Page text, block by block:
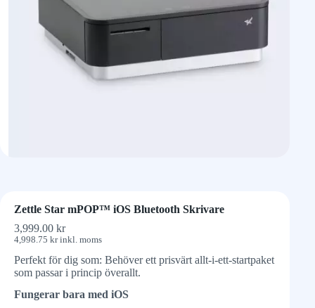
Zettle Star mPOP™ iOS Bluetooth Skrivare
3,999.00 kr
4,998.75 krinkl. moms
Perfekt för dig som: Behöver ett prisvärt allt-i-ett-startpaket
som passar i princip överallt.
Fungerar bara med iOS